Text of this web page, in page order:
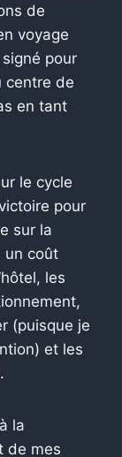
de
voyage
signé pour
centre de
en tant
le cycle
pour
sur la
un coût
les
(puisque je
et les
la
de mes